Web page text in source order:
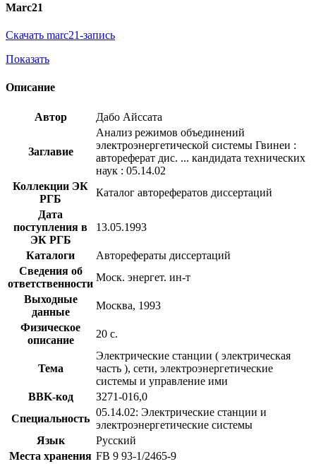
Marc21
Скачать marc21-запись
Показать
Описание
Автор Дабо Айссата
Заглавие
Анализ режимов объединений
электроэнергетической системы Гвинеи :
автореферат дис. ... кандидата технических
наук : 05.14.02
Коллекции ЭК
РГБ
Каталог авторефератов диссертаций
Дата
поступления в
ЭК РГБ
13.05.1993
Каталоги
Авторефераты диссертаций
Сведения об
ответственности
Моск. энергет. ин-т
Выходные
данные
Москва, 1993
Физическое
описание
20 с.
Тема
Электрические станции ( электрическая
часть ), сети, электроэнергетические
системы и управление ими
BBK-код
З271-016,0
Специальность
05.14.02: Электрические станции и
электроэнергетические системы
Язык
Русский
Места хранения FB 9 93-1/2465-9